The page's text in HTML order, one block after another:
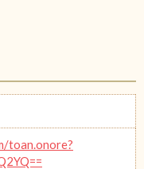
toan.onore?